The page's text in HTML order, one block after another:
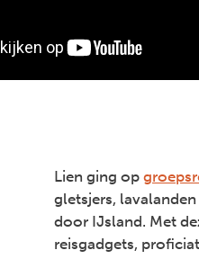
Lien ging op
gletsjers,
door IJsland. Met
reisgadgets,